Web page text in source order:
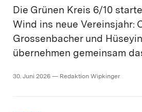
Die Grünen Kreis 6/10
Wind ins neue Vereinsjahr:
Grossenbacher und
übernehmen gemeinsam
30. Juni 2026 — Redaktion Wipkinger